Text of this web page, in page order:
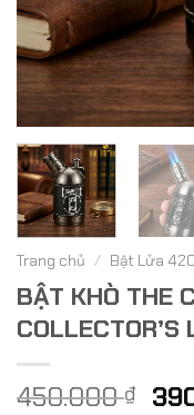
Trang chủ / Bật Lửa 420
BẬT KHÒ THE
COLLECTOR’S
450.000₫ Giá